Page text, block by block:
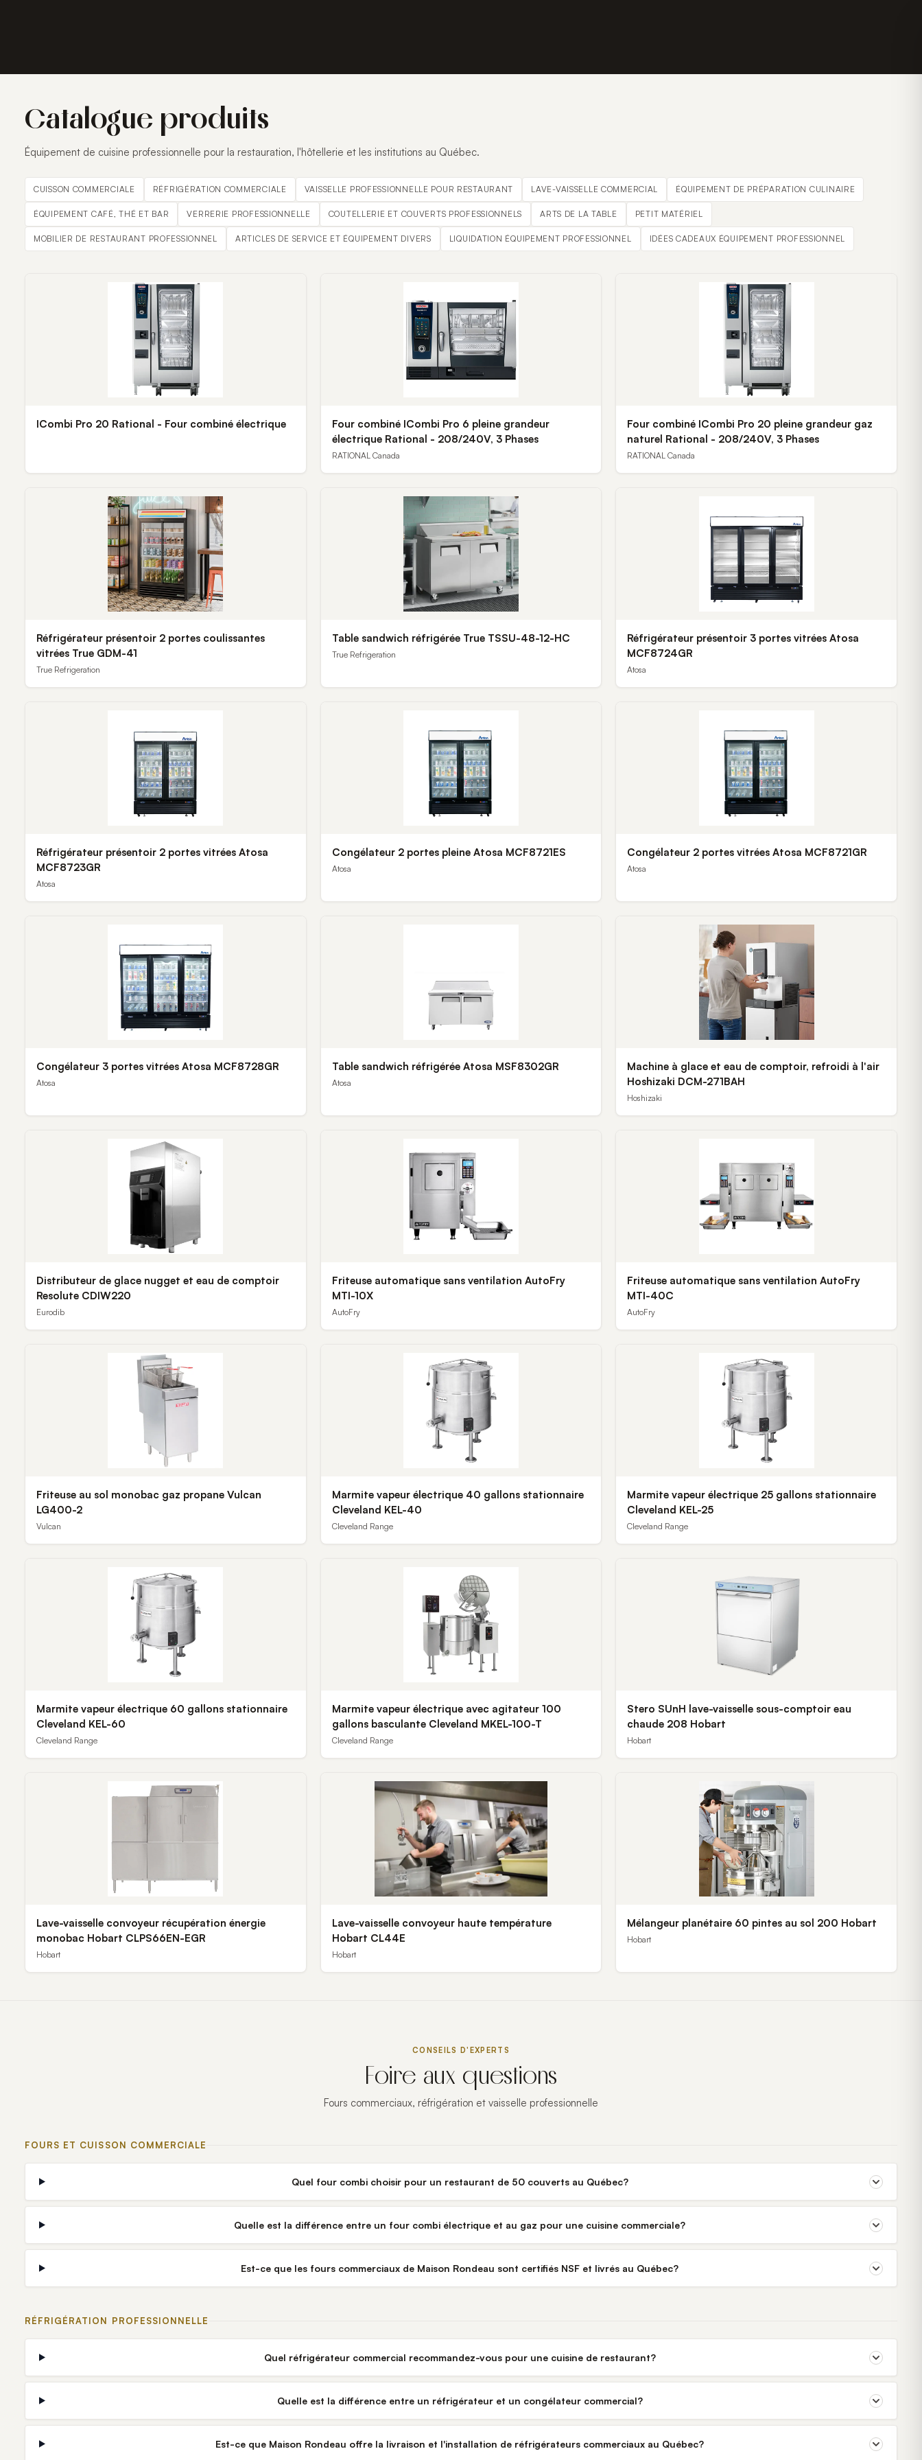
Catalogue produits
Équipement de cuisine professionnelle pour la restauration, l'hôtellerie et les institutions au Québec.
CUISSON COMMERCIALE RÉFRIGÉRATION COMMERCIALE VAISSELLE PROFESSIONNELLE POUR RESTAURANT LAVE-VAISSELLE COMMERCIAL ÉQUIPEMENT DE PRÉPARATION CULINAIRE
ÉQUIPEMENT CAFÉ, THÉ ET BAR VERRERIE PROFESSIONNELLE COUTELLERIE ET COUVERTS PROFESSIONNELS ARTS DE LA TABLE PETIT MATÉRIEL
MOBILIER DE RESTAURANT PROFESSIONNEL ARTICLES DE SERVICE ET ÉQUIPEMENT DIVERS LIQUIDATION ÉQUIPEMENT PROFESSIONNEL IDÉES CADEAUX ÉQUIPEMENT PROFESSIONNEL
ICombi Pro 20 Rational - Four combiné électrique
Four combiné ICombi Pro 6 pleine grandeur
électrique Rational - 208/240V, 3 Phases
RATIONAL Canada
Four combiné ICombi Pro 20 pleine grandeur gaz
naturel Rational - 208/240V, 3 Phases
RATIONAL Canada
Réfrigérateur présentoir 2 portes coulissantes
vitrées True GDM-41
True Refrigeration
Table sandwich réfrigérée True TSSU-48-12-HC
True Refrigeration
Réfrigérateur présentoir 3 portes vitrées Atosa
MCF8724GR
Atosa
Réfrigérateur présentoir 2 portes vitrées Atosa
MCF8723GR
Atosa
Congélateur 2 portes pleine Atosa MCF8721ES
Atosa
Congélateur 2 portes vitrées Atosa MCF8721GR
Atosa
Congélateur 3 portes vitrées Atosa MCF8728GR
Atosa
Table sandwich réfrigérée Atosa MSF8302GR
Atosa
Machine à glace et eau de comptoir, refroidi à l'air
Hoshizaki DCM-271BAH
Hoshizaki
Distributeur de glace nugget et eau de comptoir
Resolute CDIW220
Eurodib
Friteuse automatique sans ventilation AutoFry
MTI-10X
AutoFry
Friteuse automatique sans ventilation AutoFry
MTI-40C
AutoFry
Friteuse au sol monobac gaz propane Vulcan
LG400-2
Vulcan
Marmite vapeur électrique 40 gallons stationnaire
Cleveland KEL-40
Cleveland Range
Marmite vapeur électrique 25 gallons stationnaire
Cleveland KEL-25
Cleveland Range
Marmite vapeur électrique 60 gallons stationnaire
Cleveland KEL-60
Cleveland Range
Marmite vapeur électrique avec agitateur 100
gallons basculante Cleveland MKEL-100-T
Cleveland Range
Stero SUnH lave-vaisselle sous-comptoir eau
chaude 208 Hobart
Hobart
Lave-vaisselle convoyeur récupération énergie
monobac Hobart CLPS66EN-EGR
Hobart
Lave-vaisselle convoyeur haute température
Hobart CL44E
Hobart
Mélangeur planétaire 60 pintes au sol 200 Hobart
Hobart
CONSEILS D'EXPERTS
Foire aux questions
Fours commerciaux, réfrigération et vaisselle professionnelle
FOURS ET CUISSON COMMERCIALE
Quel four combi choisir pour un restaurant de 50 couverts au Québec?
Quelle est la différence entre un four combi électrique et au gaz pour une cuisine commerciale?
Est-ce que les fours commerciaux de Maison Rondeau sont certifiés NSF et livrés au Québec?
RÉFRIGÉRATION PROFESSIONNELLE
Quel réfrigérateur commercial recommandez-vous pour une cuisine de restaurant?
Quelle est la différence entre un réfrigérateur et un congélateur commercial?
Est-ce que Maison Rondeau offre la livraison et l'installation de réfrigérateurs commerciaux au Québec?